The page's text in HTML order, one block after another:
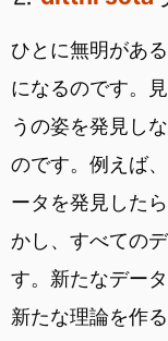
ひとに無明があ
になるのです。
うの姿を発見し
のです。例えば
ータを発見した
かし、すべての
す。新たなデー
新たな理論を作